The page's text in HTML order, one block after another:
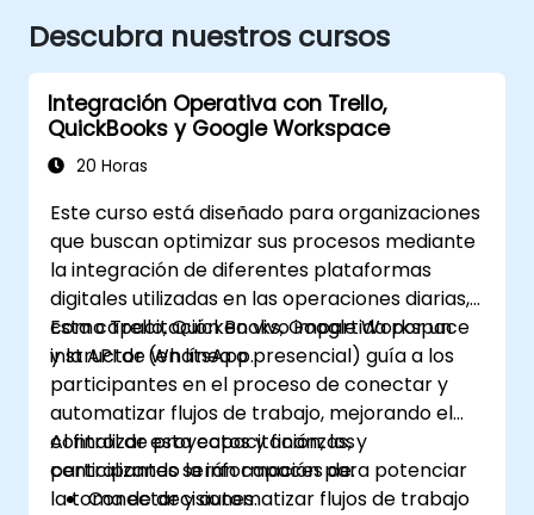
Descubra nuestros cursos
Integración Operativa con Trello,
QuickBooks y Google Workspace
20 Horas
Este curso está diseñado para organizaciones
que buscan optimizar sus procesos mediante
la integración de diferentes plataformas
digitales utilizadas en las operaciones diarias,
como Trello, QuickBooks, Google Workspace
y la API de WhatsApp.
Esta capacitación en vivo impartida por un
instructor (en línea o presencial) guía a los
participantes en el proceso de conectar y
automatizar flujos de trabajo, mejorando el
control de proyectos y finanzas, y
centralizando la información para potenciar
la toma de decisiones.
Al finalizar esta capacitación, los
participantes serán capaces de:
Conectar y automatizar flujos de trabajo